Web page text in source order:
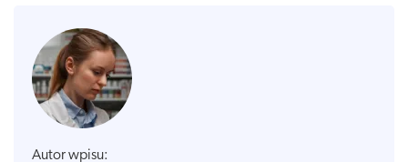
Autor wpisu: